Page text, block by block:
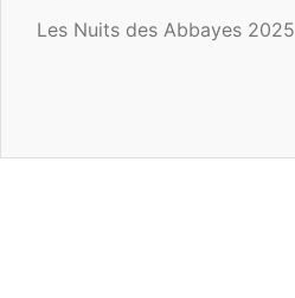
Les Nuits des Abbayes 2025